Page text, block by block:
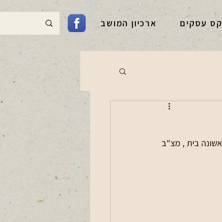
עסקים ארכיון המושב
בית , מצ"ב